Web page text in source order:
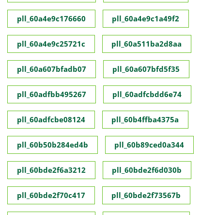
pll_60a4e9c176660 pll_60a4e9c1a49f2
pll_60a4e9c25721c pll_60a511ba2d8aa
pll_60a607bfadb07 pll_60a607bfd5f35
pll_60adfbb495267 pll_60adfcbdd6e74
pll_60adfcbe08124 pll_60b4ffba4375a
pll_60b50b284ed4b pll_60b89ced0a344
pll_60bde2f6a3212 pll_60bde2f6d030b
pll_60bde2f70c417 pll_60bde2f73567b